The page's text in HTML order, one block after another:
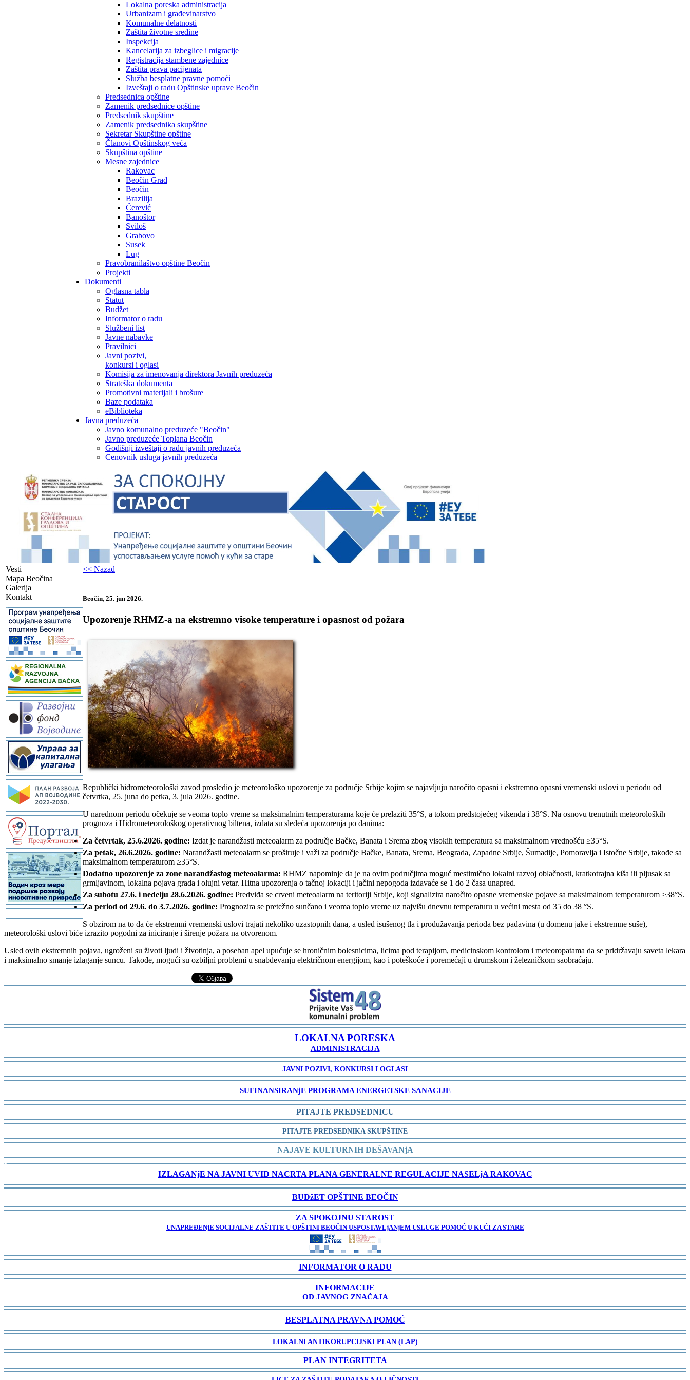
Lokalna poreska administracija
Urbanizam i građevinarstvo
Komunalne delatnosti
Zaštita životne sredine
Inspekcija
Kancelarija za izbeglice i migracije
Registracija stambene zajednice
Zaštita prava pacijenata
Služba besplatne pravne pomoći
Izveštaji o radu Opštinske uprave Beočin
Predsednica opštine
Zamenik predsednice opštine
Predsednik skupštine
Zamenik predsednika skupštine
Sekretar Skupštine opštine
Članovi Opštinskog veća
Skupština opštine
Mesne zajednice
Rakovac
Beočin Grad
Beočin
Brazilija
Čerević
Banoštor
Sviloš
Grabovo
Susek
Lug
Pravobranilaštvo opštine Beočin
Projekti
Dokumenti
Oglasna tabla
Statut
Budžet
Informator o radu
Službeni list
Javne nabavke
Pravilnici
Javni pozivi,
konkursi i oglasi
Komisija za imenovanja direktora Javnih preduzeća
Strateška dokumenta
Promotivni materijali i brošure
Baze podataka
eBiblioteka
Javna preduzeća
Javno komunalno preduzeće "Beočin"
Javno preduzeće Toplana Beočin
Godišnji izveštaji o radu javnih preduzeća
Cenovnik usluga javnih preduzeća
Vesti
Mapa Beočina
Galerija
Kontakt
-
-
-
-
-
-
-
-
<< Nazad
Beočin, 25. jun 2026.
Upozorenje RHMZ-a na ekstremno visoke temperature i opasnost od požara
Republički hidrometeorološki zavod prosledio je meteorološko upozorenje za područje Srbije kojim se najavljuju naročito opasni i ekstremno opasni vremenski uslovi u periodu od
četvrtka, 25. juna do petka, 3. jula 2026. godine.
U narednom periodu očekuje se veoma toplo vreme sa maksimalnim temperaturama koje će prelaziti 35°S, a tokom predstojećeg vikenda i 38°S. Na osnovu trenutnih meteoroloških
prognoza i Hidrometeorološkog operativnog biltena, izdata su sledeća upozorenja po danima:
Za četvrtak, 25.6.2026. godine: Izdat je narandžasti meteoalarm za područje Bačke, Banata i Srema zbog visokih temperatura sa maksimalnom vrednošću ≥35°S.
Za petak, 26.6.2026. godine: Narandžasti meteoalarm se proširuje i važi za područje Bačke, Banata, Srema, Beograda, Zapadne Srbije, Šumadije, Pomoravlja i Istočne Srbije, takođe sa
maksimalnom temperaturom ≥35°S.
Dodatno upozorenje za zone narandžastog meteoalarma: RHMZ napominje da je na ovim područjima moguć mestimično lokalni razvoj oblačnosti, kratkotrajna kiša ili pljusak sa
grmljavinom, lokalna pojava grada i olujni vetar. Hitna upozorenja o tačnoj lokaciji i jačini nepogoda izdavaće se 1 do 2 časa unapred.
Za subotu 27.6. i nedelju 28.6.2026. godine: Predviđa se crveni meteoalarm na teritoriji Srbije, koji signalizira naročito opasne vremenske pojave sa maksimalnom temperaturom ≥38°S.
Za period od 29.6. do 3.7.2026. godine: Prognozira se pretežno sunčano i veoma toplo vreme uz najvišu dnevnu temperaturu u većini mesta od 35 do 38 °S.
S obzirom na to da će ekstremni vremenski uslovi trajati nekoliko uzastopnih dana, a usled isušenog tla i produžavanja perioda bez padavina (u domenu jake i ekstremne suše),
meteorološki uslovi biće izrazito pogodni za iniciranje i širenje požara na otvorenom.
Usled ovih ekstremnih pojava, ugroženi su životi ljudi i životinja, a poseban apel upućuje se hroničnim bolesnicima, licima pod terapijom, medicinskom kontrolom i meteoropatama da se pridržavaju saveta lekara
i maksimalno smanje izlaganje suncu. Takođe, mogući su ozbiljni problemi u snabdevanju električnom energijom, kao i poteškoće i poremećaji u drumskom i železničkom saobraćaju.
-
LOKALNA PORESKA
ADMINISTRACIJA
-
JAVNI POZIVI, KONKURSI I OGLASI
-
SUFINANSIRANjE PROGRAMA ENERGETSKE SANACIJE
-
PITAJTE PREDSEDNICU
-
PITAJTE PREDSEDNIKA SKUPŠTINE
-
NAJAVE KULTURNIH DEŠAVANjA
-
IZLAGANjE NA JAVNI UVID NACRTA PLANA GENERALNE REGULACIJE NASELjA RAKOVAC
-
BUDžET OPŠTINE BEOČIN
-
ZA SPOKOJNU STAROST
UNAPREĐENjE SOCIJALNE ZAŠTITE U OPŠTINI BEOČIN USPOSTAVLjANjEM USLUGE POMOĆ U KUĆI ZA STARE
-
INFORMATOR O RADU
-
INFORMACIJE
OD JAVNOG ZNAČAJA
-
BESPLATNA PRAVNA POMOĆ
-
LOKALNI ANTIKORUPCIJSKI PLAN (LAP)
-
PLAN INTEGRITETA
-